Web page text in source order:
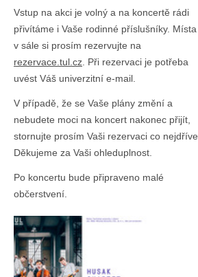
Vstup na akci je volný a na koncertě rádi
přivítáme i Vaše rodinné příslušníky. Místa
v sále si prosím rezervujte na
rezervace.tul.cz . Při rezervaci je potřeba
uvést Váš univerzitní e-mail.
V případě, že se Vaše plány změní a
nebudete moci na koncert nakonec přijít,
stornujte prosím Vaši rezervaci co nejdříve.
Děkujeme za Vaši ohleduplnost.
Po koncertu bude připraveno malé
občerstvení.